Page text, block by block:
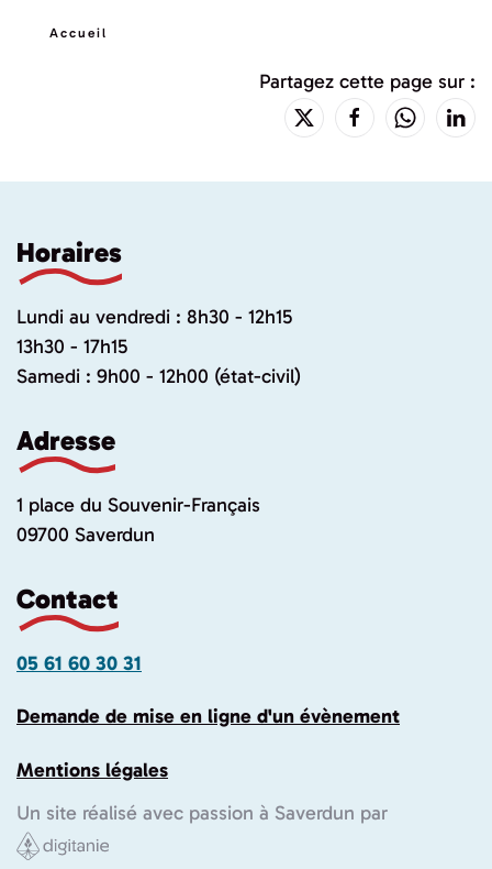
Accueil
Partagez cette page sur :
Horaires
Lundi au vendredi : 8h30 - 12h15
13h30 - 17h15
Samedi : 9h00 - 12h00 (état-civil)
Adresse
1 place du Souvenir-Français
09700 Saverdun
Contact
05 61 60 30 31
Demande de mise en ligne d'un évènement
Mentions légales
Un site réalisé avec passion à Saverdun par